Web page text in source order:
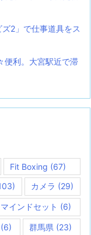
2」で仕事道具をス
便利。大宮駅近で滞
Fit Boxing (67)
カメラ (29)
マインドセット (6)
群馬県 (23)